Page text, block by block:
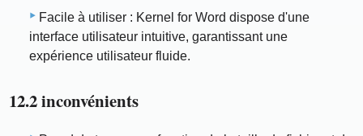
Facile à utiliser : Kernel for Word dispose d'une
interface utilisateur intuitive, garantissant une
expérience utilisateur fluide.
12.2 inconvénients